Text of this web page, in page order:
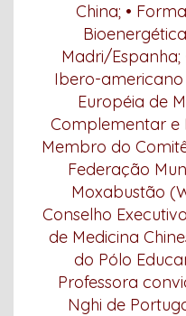
China; •
Madri/
Ibero-
Européia de
Complementar e
Membro do
Federação
Moxabustão
Conselho
de Medicina
do Pólo
Professora
Nghi de